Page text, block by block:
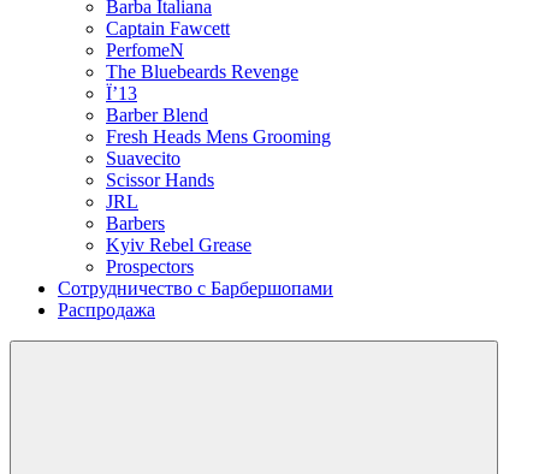
Barba Italiana
Captain Fawcett
PerfomeN
The Bluebeards Revenge
Ї’13
Barber Blend
Fresh Heads Mens Grooming
Suavecito
Scissor Hands
JRL
Barbers
Kyiv Rebel Grease
Prospectors
Сотрудничество с Барбершопами
Распродажа